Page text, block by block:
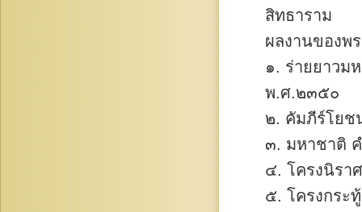
สิทธาราม
ผลงานของพ
๑. ร่ายยาว
พ.ศ.๒๓๕๐
๒. คัมภีร์โย
๓. มหาชาติ
๔. โครงนิรา
๕. โครงกระ